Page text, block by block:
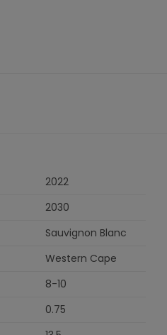
2022
2030
Sauvignon Blanc
Western Cape
8-10
0.75